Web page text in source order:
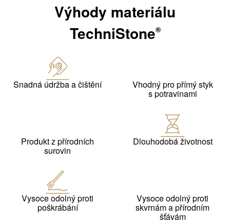
Výhody materiálu
TechniStone®
Snadná údržba a čištění Vhodný pro přímý styk
s potravinami
Produkt z přírodních
surovin
Dlouhodobá životnost
Vysoce odolný proti
poškrábání
Vysoce odolný proti
skvrnám a přírodním
šťávám